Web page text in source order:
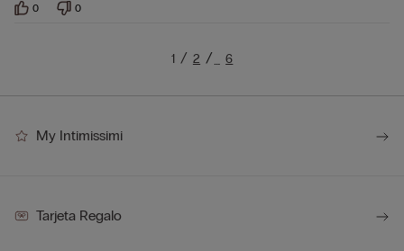
0 0
1 2 … 6
My Intimissimi
Tarjeta Regalo